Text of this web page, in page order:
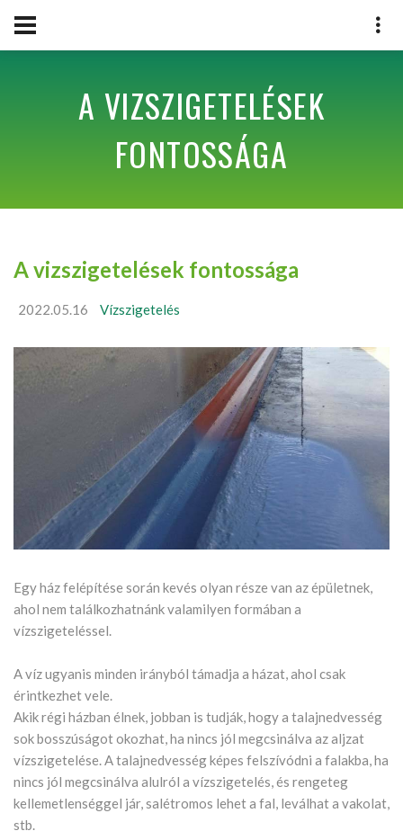
A VIZSZIGETELÉSEK
FONTOSSÁGA
A vizszigetelések fontossága
2022.05.16 Vízszigetelés
Egy ház felépítése során kevés olyan része van az épületnek,
ahol nem találkozhatnánk valamilyen formában a
vízszigeteléssel.
A víz ugyanis minden irányból támadja a házat, ahol csak
érintkezhet vele.
Akik régi házban élnek, jobban is tudják, hogy a talajnedvesség
sok bosszúságot okozhat, ha nincs jól megcsinálva az aljzat
vízszigetelése. A talajnedvesség képes felszívódni a falakba, ha
nincs jól megcsinálva alulról a vízszigetelés, és rengeteg
kellemetlenséggel jár, salétromos lehet a fal, leválhat a vakolat,
stb.